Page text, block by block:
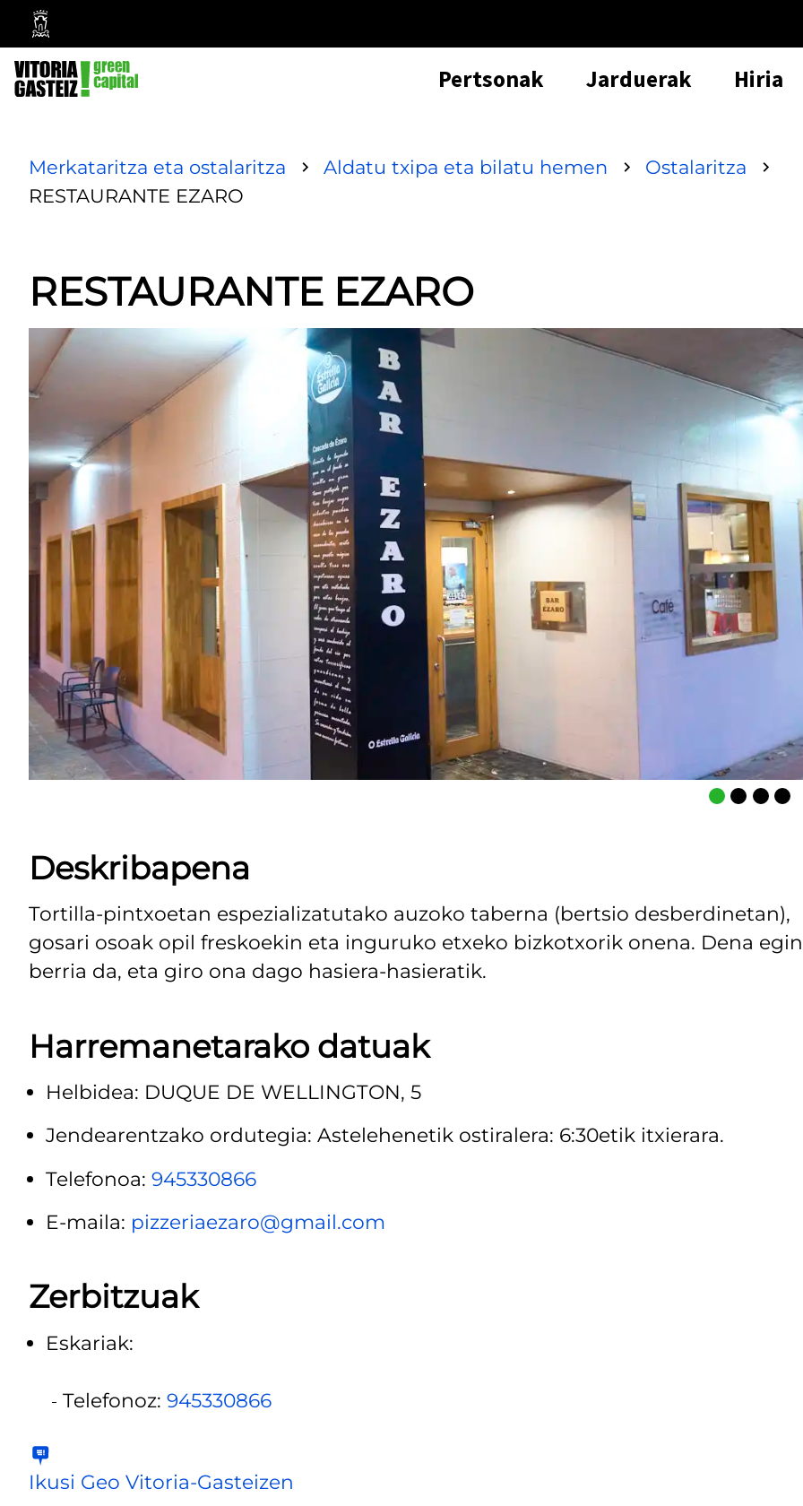
Vitoria-
Gasteizko
Udala
Pertsonak Jarduerak Hiria
Merkataritza eta ostalaritza Aldatu txipa eta bilatu hemen
Ostalaritza
RESTAURANTE EZARO
RESTAURANTE EZARO
Deskribapena
Tortilla-pintxoetan espezializatutako auzoko taberna (bertsio desberdinetan),
gosari osoak opil freskoekin eta inguruko etxeko bizkotxorik onena. Dena egin
berria da, eta giro ona dago hasiera-hasieratik.
Harremanetarako datuak
Helbidea: DUQUE DE WELLINGTON, 5
Jendearentzako ordutegia: Astelehenetik ostiralera: 6:30etik itxierara.
Telefonoa: 945330866
E-maila: pizzeriaezaro@gmail.com
Zerbitzuak
Eskariak:
Telefonoz: 945330866
Ikusi Geo Vitoria-Gasteizen